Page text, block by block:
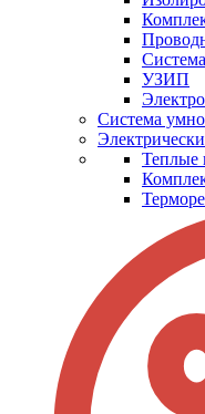
УЗИП
Система
Теплые